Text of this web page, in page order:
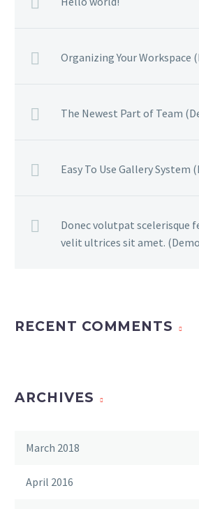
Organizing Your Workspace
The Newest Part of Team
Easy To Use Gallery System
Donec volutpat scelerisque
velit ultrices sit amet.
RECENT COMMENTS
ARCHIVES
March 2018
April 2016